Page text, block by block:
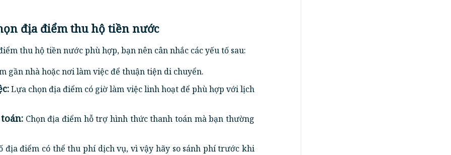
địa điểm thu hộ tiền nước
thu hộ tiền nước phù hợp, bạn nên cân nhắc các yếu tố sau:
gần nhà hoặc nơi làm việc để thuận tiện di chuyển.
Lựa chọn địa điểm có giờ làm việc linh hoạt để phù hợp với lịch
Chọn địa điểm hỗ trợ hình thức thanh toán mà bạn thường
địa điểm có thể thu phí dịch vụ, vì vậy hãy so sánh phí trước khi